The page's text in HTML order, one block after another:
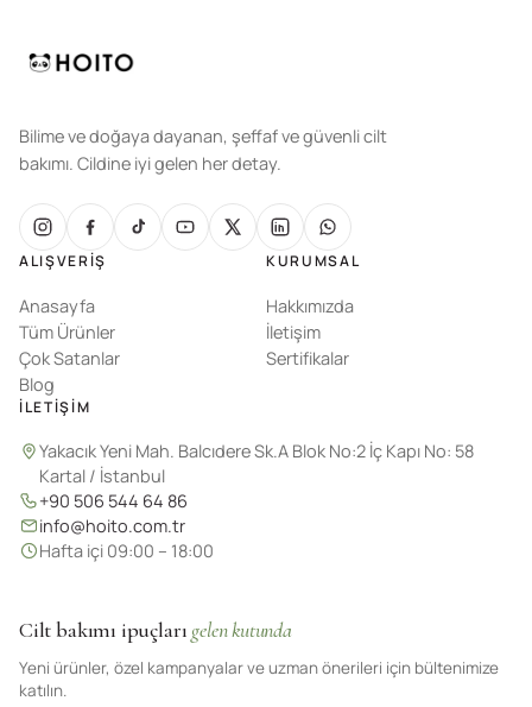
Cilt bakımı ipuçları gelen kutunda
Yeni ürünler, özel kampanyalar ve uzman önerileri için bültenimize
katılın.
Bilime ve doğaya dayanan, şeffaf ve güvenli cilt
bakımı. Cildine iyi gelen her detay.
ALIŞVERIŞ
Anasayfa
Tüm Ürünler
Çok Satanlar
Blog
KURUMSAL
Hakkımızda
İletişim
Sertifikalar
İLETIŞIM
Yakacık Yeni Mah. Balcıdere Sk.A Blok No:2 İç Kapı No: 58
Kartal / İstanbul
+90 506 544 64 86
info@hoito.com.tr
Hafta içi 09:00 – 18:00